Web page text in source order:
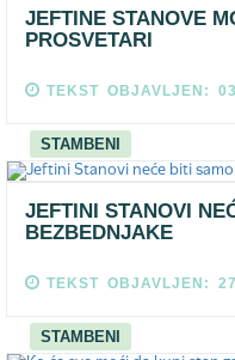
JEFTINE STANOVE
PROSVETARI
TEKST OBJAVLJEN:
STAMBENI
JEFTINI STANOVI
BEZBEDNJAKE
TEKST OBJAVLJEN:
STAMBENI